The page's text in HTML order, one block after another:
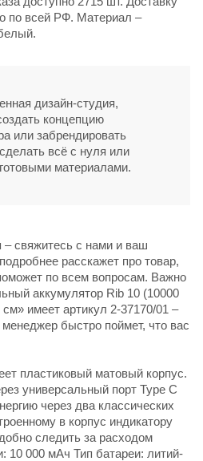
по всей РФ. Материал –
дизайн-студия,
концепцию
или забрендировать
всё с нуля или
материалами.
– свяжитесь с нами и ваш
расскажет про товар,
по всем вопросам. Важно
аккумулятор Rib 10 (10000
имеет артикул 2-37170/01 –
менеджер быстро поймет, что вас
пластиковый матовый корпус.
универсальный порт Type C
через два классических
в корпус индикатору
следить за расходом
10 000 мАч Тип батареи: литий-